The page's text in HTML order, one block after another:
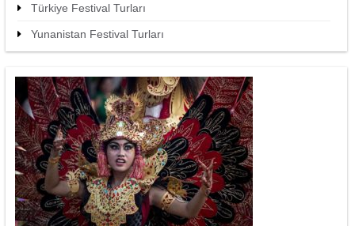
Türkiye Festival Turları
Yunanistan Festival Turları